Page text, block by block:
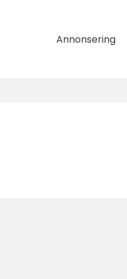
Annonsering